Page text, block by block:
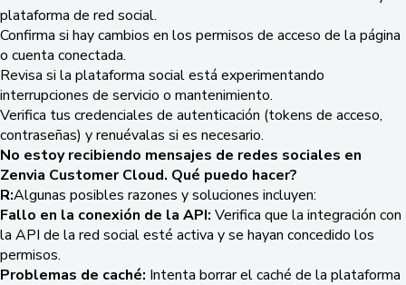
plataforma de red social.
Confirma si hay cambios en los permisos de acceso de la página
o cuenta conectada.
Revisa si la plataforma social está experimentando
interrupciones de servicio o mantenimiento.
Verifica tus credenciales de autenticación (tokens de acceso,
contraseñas) y renuévalas si es necesario.
No estoy recibiendo mensajes de redes sociales en
Zenvia Customer Cloud. Qué puedo hacer?
R:Algunas posibles razones y soluciones incluyen:
Fallo en la conexión de la API: Verifica que la integración con
la API de la red social esté activa y se hayan concedido los
permisos.
Problemas de caché: Intenta borrar el caché de la plataforma